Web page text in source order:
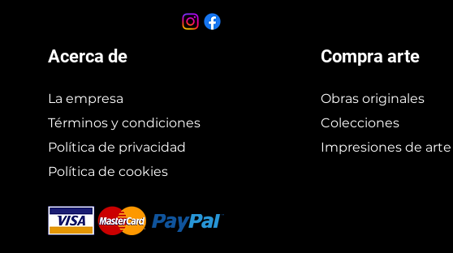
Acerca de
La empresa
Términos y condiciones
Política de privacidad
Política de cookies
Compra arte
Obras originales
Colecciones
Impresiones de arte